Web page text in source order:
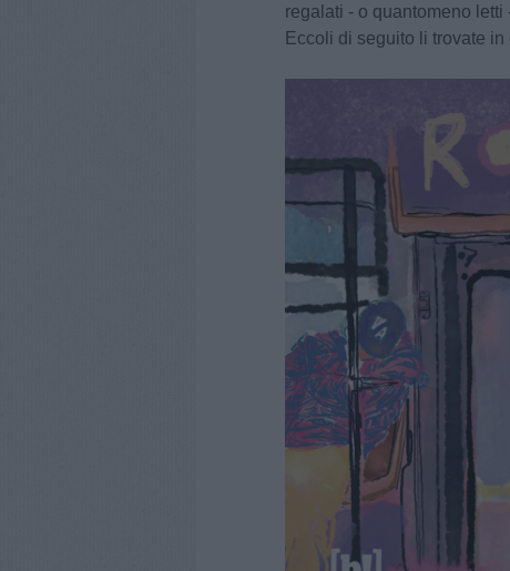
regalati - o quantomeno
Eccoli di seguito li trovate